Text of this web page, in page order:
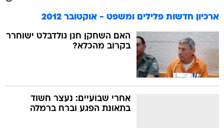
ארכיון חדשות פלילים ומשפט - אוקטובר 2012
האם השחקן חנן גולדבלט ישוחרר
בקרוב מהכלא?
אחרי שבועיים: נעצר חשוד
בתאונת הפגע וברח ברמלה